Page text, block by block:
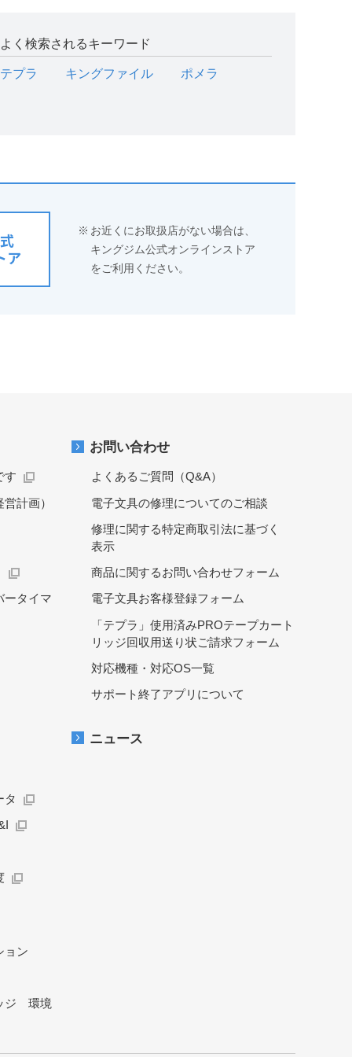
よく検索されるキーワード
テプラ キングファイル ポメラ
ア
※ お近くにお取扱店がない場合は、
キングジム公式オンラインストア
をご利用ください。
す
計画）
ータイマ
タ
ョン
ジ 環境
お問い合わせ
よくあるご質問（Q&A）
電子文具の修理についてのご相談
修理に関する特定商取引法に基づく
表示
商品に関するお問い合わせフォーム
電子文具お客様登録フォーム
「テプラ」使用済みPROテープカート
リッジ回収用送り状ご請求フォーム
対応機種・対応OS一覧
サポート終了アプリについて
ニュース